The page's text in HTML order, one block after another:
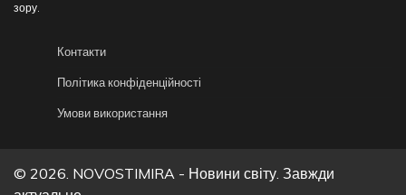
зору.
Контакти
Політика конфіденційності
Умови використання
© 2026. NOVOSTIMIRA - Новини світу. Завжди